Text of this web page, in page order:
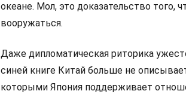
океане. Мол, это доказательство того,
вооружаться.
Даже дипломатическая риторика
синей книге Китай больше не
которыми Япония поддерживает